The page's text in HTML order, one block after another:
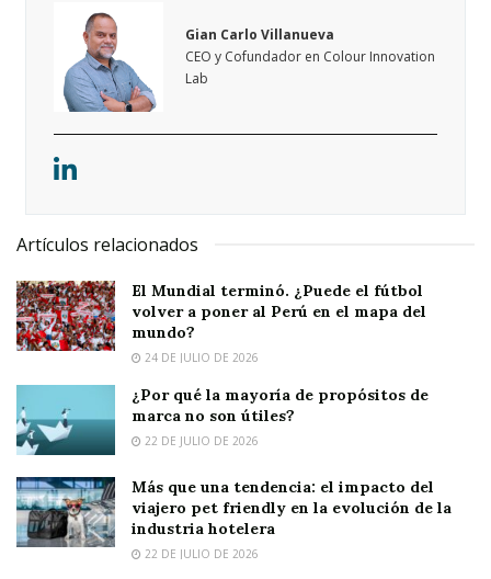
Gian Carlo Villanueva
CEO y Cofundador en Colour Innovation
Lab
Artículos relacionados
El Mundial terminó. ¿Puede el fútbol
volver a poner al Perú en el mapa del
mundo?
24 DE JULIO DE 2026
¿Por qué la mayoría de propósitos de
marca no son útiles?
22 DE JULIO DE 2026
Más que una tendencia: el impacto del
viajero pet friendly en la evolución de la
industria hotelera
22 DE JULIO DE 2026